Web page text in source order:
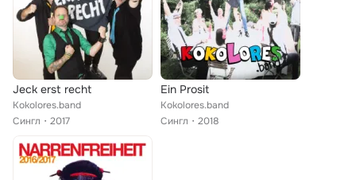
Jeck erst recht
Kokolores.band
Сингл
2017
Ein Prosit
Kokolores.band
Сингл
2018